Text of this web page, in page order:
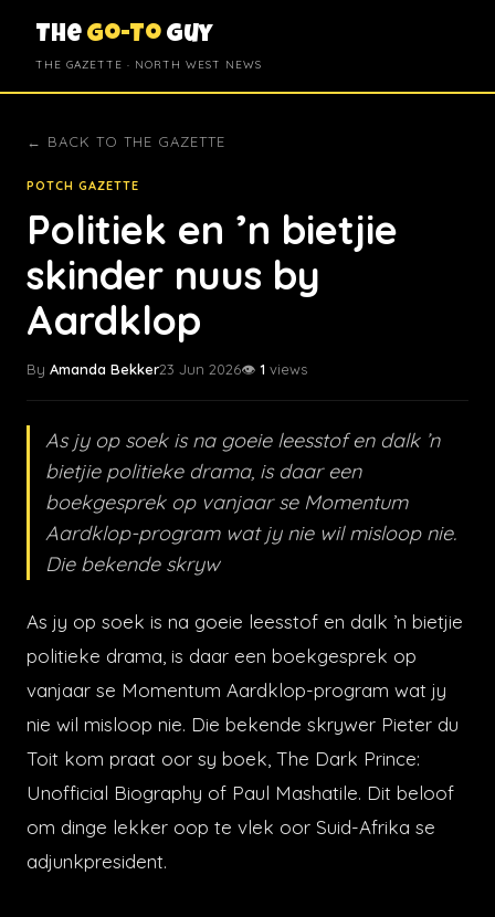
The Go-To Guy
THE GAZETTE · NORTH WEST NEWS
← BACK TO THE GAZETTE
POTCH GAZETTE
Politiek en ’n bietjie
skinder nuus by
Aardklop
By Amanda Bekker23 Jun 2026👁️ 1 views
As jy op soek is na goeie leesstof en dalk ’n
bietjie politieke drama, is daar een
boekgesprek op vanjaar se Momentum
Aardklop-program wat jy nie wil misloop nie.
Die bekende skryw
As jy op soek is na goeie leesstof en dalk ’n bietjie
politieke drama, is daar een boekgesprek op
vanjaar se Momentum Aardklop-program wat jy
nie wil misloop nie. Die bekende skrywer Pieter du
Toit kom praat oor sy boek, The Dark Prince:
Unofficial Biography of Paul Mashatile. Dit beloof
om dinge lekker oop te vlek oor Suid-Afrika se
adjunkpresident.